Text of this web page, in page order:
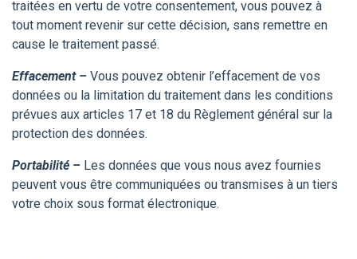
traitées en vertu de votre consentement, vous pouvez à
tout moment revenir sur cette décision, sans remettre en
cause le traitement passé.
Effacement – Vous pouvez obtenir l’effacement de vos
données ou la limitation du traitement dans les conditions
prévues aux articles 17 et 18 du Règlement général sur la
protection des données.
Portabilité – Les données que vous nous avez fournies
peuvent vous être communiquées ou transmises à un tiers
votre choix sous format électronique.